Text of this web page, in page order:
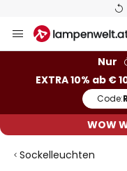
Inhalt
Nur
EXTRA 10% ab €
Code:
WOW
Sockelleuchten